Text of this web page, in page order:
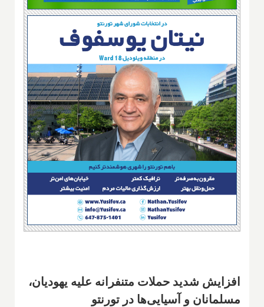
افزایش شدید حملات متنفرانه علیه یهودیان،
مسلمانان و آسیایی‌ها در تورنتو